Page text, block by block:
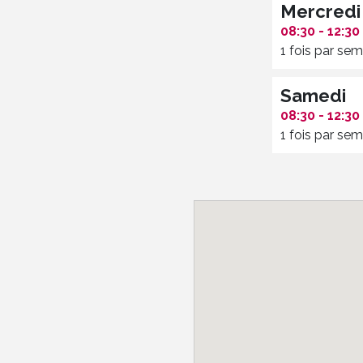
Mercredi
08:30 - 12:30
1 fois par
Samedi
08:30 - 12:30
1 fois par